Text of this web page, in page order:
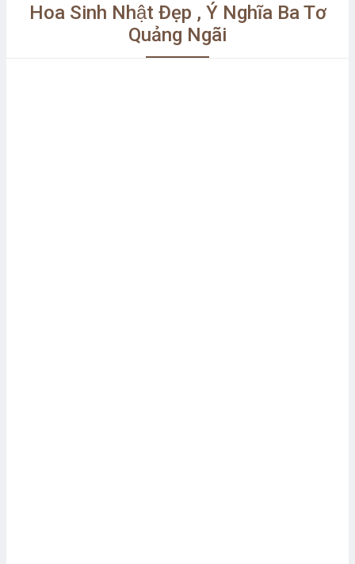
Hoa Sinh Nhật Đẹp , Ý Nghĩa Ba Tơ
Quảng Ngãi